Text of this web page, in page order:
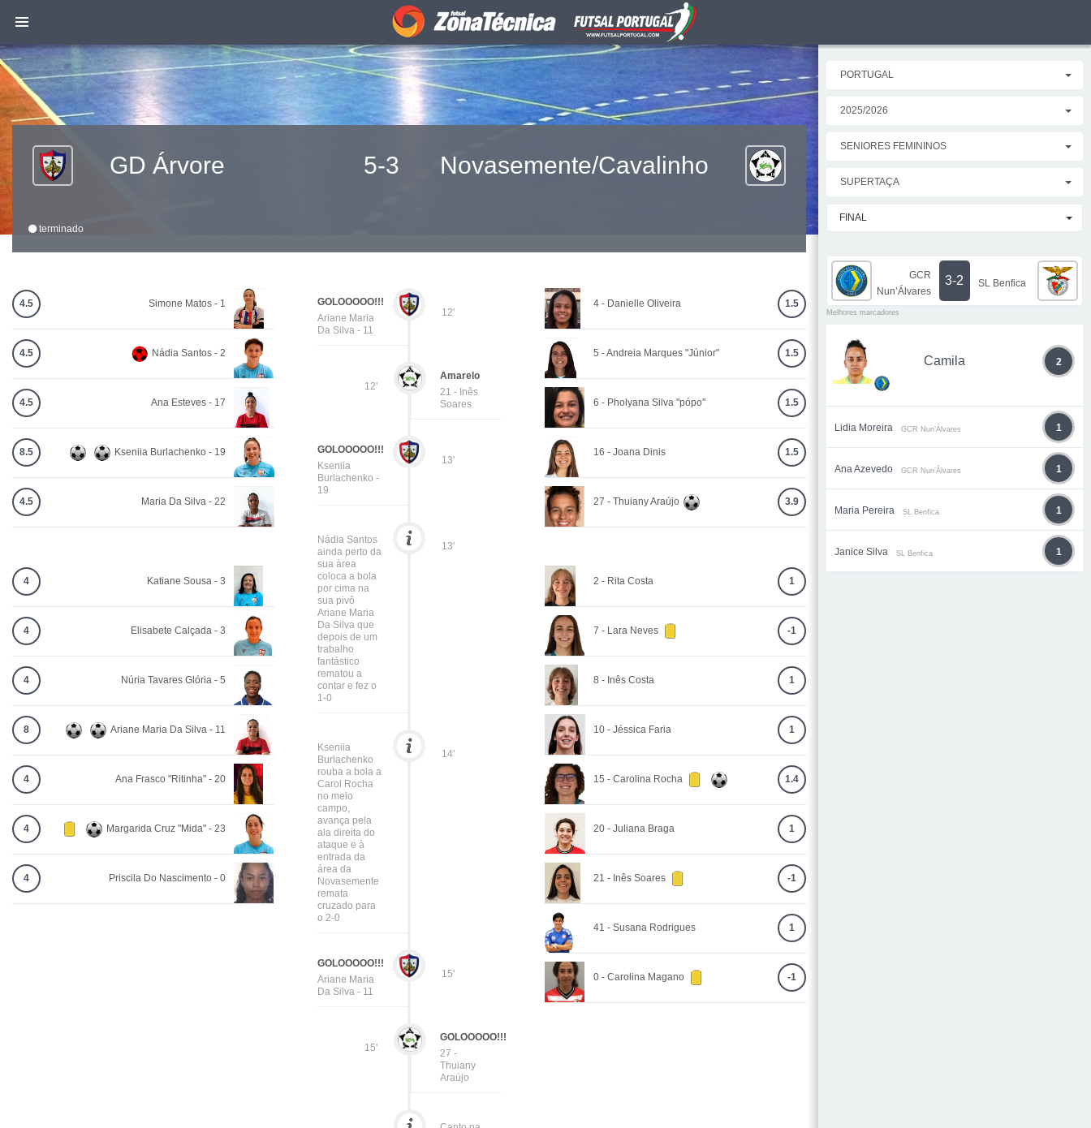
GD Árvore 5-3 Novasemente/Cavalinho
terminado
4.5 Simone Matos - 1
4.5 Nádia Santos - 2
4.5 Ana Esteves - 17
8.5 Kseniia Burlachenko - 19
4.5 Maria Da Silva - 22
12'
GOLOOOOO!!!
Ariane Maria
Da Silva - 11
12'
Amarelo
21 - Inês
Soares
13'
GOLOOOOO!!!
Kseniia
Burlachenko -
19
13'
Nádia Santos
ainda perto da
sua área
coloca a bola
por cima na
sua pivô
Ariane Maria
Da Silva que
depois de um
trabalho
fantástico
rematou a
contar e fez o
1-0
14'
Kseniia
Burlachenko
rouba a bola a
Carol Rocha
no meio
campo,
avança pela
ala direita do
ataque e à
entrada da
área da
Novasemente
remata
cruzado para
o 2-0
15'
GOLOOOOO!!!
Ariane Maria
Da Silva - 11
15'
GOLOOOOO!!!
27 -
Thuiany
Araújo
4 - Danielle Oliveira 1.5
5 - Andreia Marques "Júnior" 1.5
6 - Pholyana Silva "pópo" 1.5
16 - Joana Dinis 1.5
27 - Thuiany Araújo 3.9
4 Katiane Sousa - 3
4 Elisabete Calçada - 3
4 Núria Tavares Glória - 5
8 Ariane Maria Da Silva - 11
4 Ana Frasco "Ritinha" - 20
4 Margarida Cruz "Mida" - 23
4 Priscila Do Nascimento - 0
2 - Rita Costa 1
7 - Lara Neves -1
8 - Inês Costa 1
10 - Jéssica Faria 1
15 - Carolina Rocha 1.4
20 - Juliana Braga 1
21 - Inês Soares -1
41 - Susana Rodrigues 1
0 - Carolina Magano -1
PORTUGAL
2025/2026
SENIORES FEMININOS
SUPERTAÇA
FINAL
GCR
Nun’Álvares
3-2 SL Benfica
Melhores marcadores
Camila 2
Lidia Moreira GCR Nun’Álvares 1
Ana Azevedo GCR Nun’Álvares 1
Maria Pereira SL Benfica 1
Janice Silva SL Benfica 1